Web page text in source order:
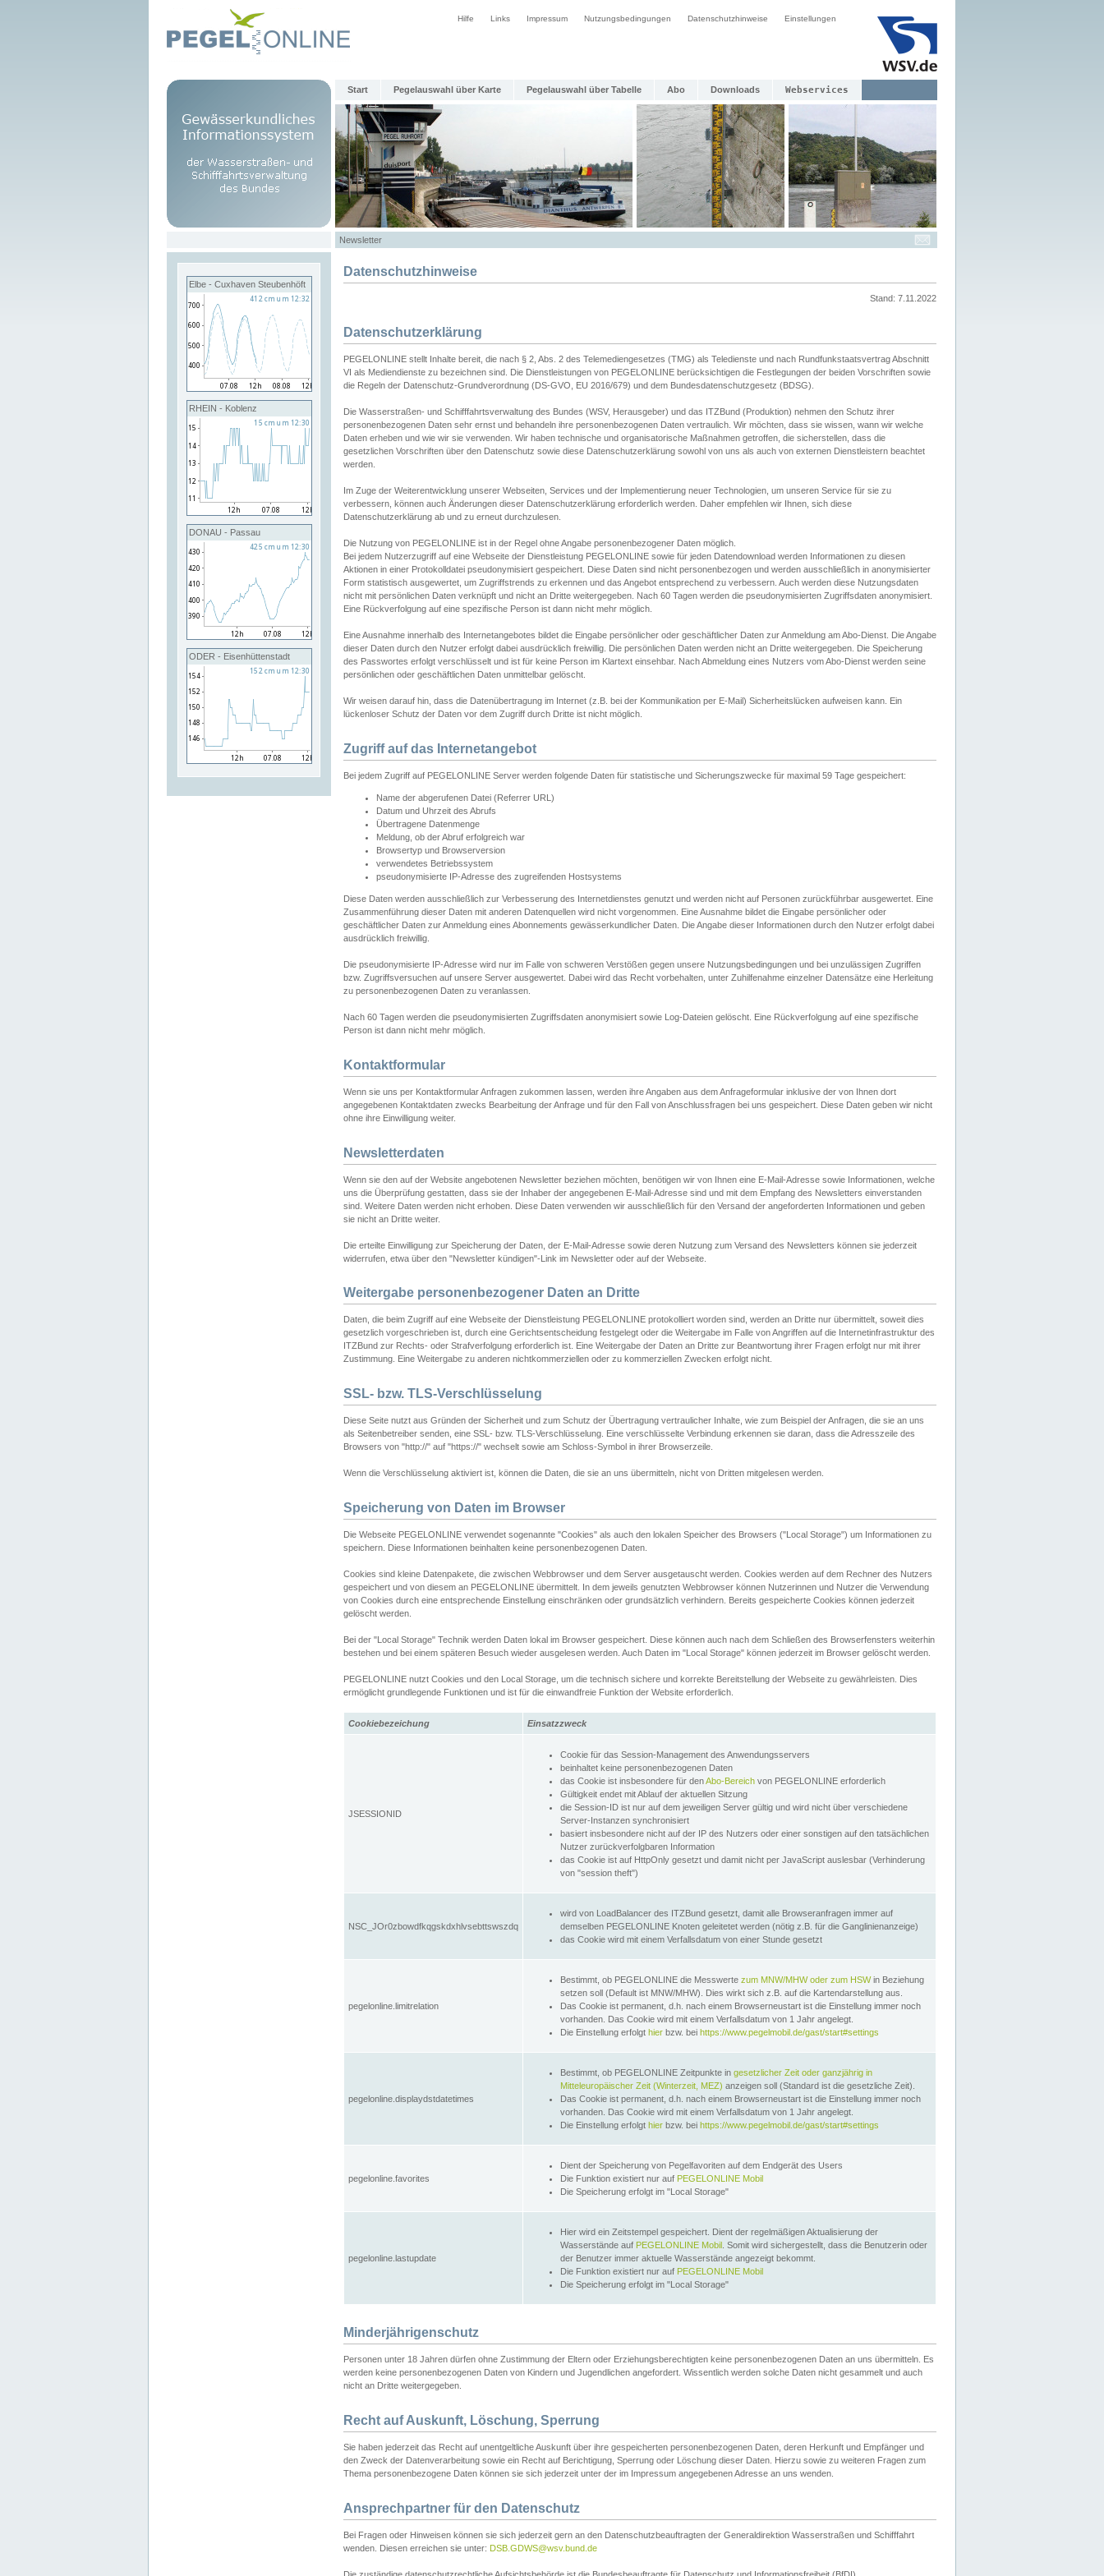
Hilfe Links Impressum Nutzungsbedingungen Datenschutzhinweise Einstellungen
Start Pegelauswahl über Karte Pegelauswahl über Tabelle Abo Downloads Webservices
Newsletter
Elbe - Cuxhaven Steubenhöft
RHEIN - Koblenz
DONAU - Passau
ODER - Eisenhüttenstadt
Datenschutzhinweise
Stand: 7.11.2022
Datenschutzerklärung
PEGELONLINE stellt Inhalte bereit, die nach § 2, Abs. 2 des Telemediengesetzes (TMG) als Teledienste und nach Rundfunkstaatsvertrag Abschnitt
VI als Mediendienste zu bezeichnen sind. Die Dienstleistungen von PEGELONLINE berücksichtigen die Festlegungen der beiden Vorschriften sowie
die Regeln der Datenschutz-Grundverordnung (DS-GVO, EU 2016/679) und dem Bundesdatenschutzgesetz (BDSG).
Die Wasserstraßen- und Schifffahrtsverwaltung des Bundes (WSV, Herausgeber) und das ITZBund (Produktion) nehmen den Schutz ihrer
personenbezogenen Daten sehr ernst und behandeln ihre personenbezogenen Daten vertraulich. Wir möchten, dass sie wissen, wann wir welche
Daten erheben und wie wir sie verwenden. Wir haben technische und organisatorische Maßnahmen getroffen, die sicherstellen, dass die
gesetzlichen Vorschriften über den Datenschutz sowie diese Datenschutzerklärung sowohl von uns als auch von externen Dienstleistern beachtet
werden.
Im Zuge der Weiterentwicklung unserer Webseiten, Services und der Implementierung neuer Technologien, um unseren Service für sie zu
verbessern, können auch Änderungen dieser Datenschutzerklärung erforderlich werden. Daher empfehlen wir Ihnen, sich diese
Datenschutzerklärung ab und zu erneut durchzulesen.
Die Nutzung von PEGELONLINE ist in der Regel ohne Angabe personenbezogener Daten möglich.
Bei jedem Nutzerzugriff auf eine Webseite der Dienstleistung PEGELONLINE sowie für jeden Datendownload werden Informationen zu diesen
Aktionen in einer Protokolldatei pseudonymisiert gespeichert. Diese Daten sind nicht personenbezogen und werden ausschließlich in anonymisierter
Form statistisch ausgewertet, um Zugriffstrends zu erkennen und das Angebot entsprechend zu verbessern. Auch werden diese Nutzungsdaten
nicht mit persönlichen Daten verknüpft und nicht an Dritte weitergegeben. Nach 60 Tagen werden die pseudonymisierten Zugriffsdaten anonymisiert.
Eine Rückverfolgung auf eine spezifische Person ist dann nicht mehr möglich.
Eine Ausnahme innerhalb des Internetangebotes bildet die Eingabe persönlicher oder geschäftlicher Daten zur Anmeldung am Abo-Dienst. Die Angabe
dieser Daten durch den Nutzer erfolgt dabei ausdrücklich freiwillig. Die persönlichen Daten werden nicht an Dritte weitergegeben. Die Speicherung
des Passwortes erfolgt verschlüsselt und ist für keine Person im Klartext einsehbar. Nach Abmeldung eines Nutzers vom Abo-Dienst werden seine
persönlichen oder geschäftlichen Daten unmittelbar gelöscht.
Wir weisen darauf hin, dass die Datenübertragung im Internet (z.B. bei der Kommunikation per E-Mail) Sicherheitslücken aufweisen kann. Ein
lückenloser Schutz der Daten vor dem Zugriff durch Dritte ist nicht möglich.
Zugriff auf das Internetangebot
Bei jedem Zugriff auf PEGELONLINE Server werden folgende Daten für statistische und Sicherungszwecke für maximal 59 Tage gespeichert:
Name der abgerufenen Datei (Referrer URL)
Datum und Uhrzeit des Abrufs
Übertragene Datenmenge
Meldung, ob der Abruf erfolgreich war
Browsertyp und Browserversion
verwendetes Betriebssystem
pseudonymisierte IP-Adresse des zugreifenden Hostsystems
Diese Daten werden ausschließlich zur Verbesserung des Internetdienstes genutzt und werden nicht auf Personen zurückführbar ausgewertet. Eine
Zusammenführung dieser Daten mit anderen Datenquellen wird nicht vorgenommen. Eine Ausnahme bildet die Eingabe persönlicher oder
geschäftlicher Daten zur Anmeldung eines Abonnements gewässerkundlicher Daten. Die Angabe dieser Informationen durch den Nutzer erfolgt dabei
ausdrücklich freiwillig.
Die pseudonymisierte IP-Adresse wird nur im Falle von schweren Verstößen gegen unsere Nutzungsbedingungen und bei unzulässigen Zugriffen
bzw. Zugriffsversuchen auf unsere Server ausgewertet. Dabei wird das Recht vorbehalten, unter Zuhilfenahme einzelner Datensätze eine Herleitung
zu personenbezogenen Daten zu veranlassen.
Nach 60 Tagen werden die pseudonymisierten Zugriffsdaten anonymisiert sowie Log-Dateien gelöscht. Eine Rückverfolgung auf eine spezifische
Person ist dann nicht mehr möglich.
Kontaktformular
Wenn sie uns per Kontaktformular Anfragen zukommen lassen, werden ihre Angaben aus dem Anfrageformular inklusive der von Ihnen dort
angegebenen Kontaktdaten zwecks Bearbeitung der Anfrage und für den Fall von Anschlussfragen bei uns gespeichert. Diese Daten geben wir nicht
ohne ihre Einwilligung weiter.
Newsletterdaten
Wenn sie den auf der Website angebotenen Newsletter beziehen möchten, benötigen wir von Ihnen eine E-Mail-Adresse sowie Informationen, welche
uns die Überprüfung gestatten, dass sie der Inhaber der angegebenen E-Mail-Adresse sind und mit dem Empfang des Newsletters einverstanden
sind. Weitere Daten werden nicht erhoben. Diese Daten verwenden wir ausschließlich für den Versand der angeforderten Informationen und geben
sie nicht an Dritte weiter.
Die erteilte Einwilligung zur Speicherung der Daten, der E-Mail-Adresse sowie deren Nutzung zum Versand des Newsletters können sie jederzeit
widerrufen, etwa über den "Newsletter kündigen"-Link im Newsletter oder auf der Webseite.
Weitergabe personenbezogener Daten an Dritte
Daten, die beim Zugriff auf eine Webseite der Dienstleistung PEGELONLINE protokolliert worden sind, werden an Dritte nur übermittelt, soweit dies
gesetzlich vorgeschrieben ist, durch eine Gerichtsentscheidung festgelegt oder die Weitergabe im Falle von Angriffen auf die Internetinfrastruktur des
ITZBund zur Rechts- oder Strafverfolgung erforderlich ist. Eine Weitergabe der Daten an Dritte zur Beantwortung ihrer Fragen erfolgt nur mit ihrer
Zustimmung. Eine Weitergabe zu anderen nichtkommerziellen oder zu kommerziellen Zwecken erfolgt nicht.
SSL- bzw. TLS-Verschlüsselung
Diese Seite nutzt aus Gründen der Sicherheit und zum Schutz der Übertragung vertraulicher Inhalte, wie zum Beispiel der Anfragen, die sie an uns
als Seitenbetreiber senden, eine SSL- bzw. TLS-Verschlüsselung. Eine verschlüsselte Verbindung erkennen sie daran, dass die Adresszeile des
Browsers von "http://" auf "https://" wechselt sowie am Schloss-Symbol in ihrer Browserzeile.
Wenn die Verschlüsselung aktiviert ist, können die Daten, die sie an uns übermitteln, nicht von Dritten mitgelesen werden.
Speicherung von Daten im Browser
Die Webseite PEGELONLINE verwendet sogenannte "Cookies" als auch den lokalen Speicher des Browsers ("Local Storage") um Informationen zu
speichern. Diese Informationen beinhalten keine personenbezogenen Daten.
Cookies sind kleine Datenpakete, die zwischen Webbrowser und dem Server ausgetauscht werden. Cookies werden auf dem Rechner des Nutzers
gespeichert und von diesem an PEGELONLINE übermittelt. In dem jeweils genutzten Webbrowser können Nutzerinnen und Nutzer die Verwendung
von Cookies durch eine entsprechende Einstellung einschränken oder grundsätzlich verhindern. Bereits gespeicherte Cookies können jederzeit
gelöscht werden.
Bei der "Local Storage" Technik werden Daten lokal im Browser gespeichert. Diese können auch nach dem Schließen des Browserfensters weiterhin
bestehen und bei einem späteren Besuch wieder ausgelesen werden. Auch Daten im "Local Storage" können jederzeit im Browser gelöscht werden.
PEGELONLINE nutzt Cookies und den Local Storage, um die technisch sichere und korrekte Bereitstellung der Webseite zu gewährleisten. Dies
ermöglicht grundlegende Funktionen und ist für die einwandfreie Funktion der Website erforderlich.
Cookiebezeichung Einsatzzweck
JSESSIONID
Cookie für das Session-Management des Anwendungsservers
beinhaltet keine personenbezogenen Daten
das Cookie ist insbesondere für denAbo-Bereich von PEGELONLINE erforderlich
Gültigkeit endet mit Ablauf der aktuellen Sitzung
die Session-ID ist nur auf dem jeweiligen Server gültig und wird nicht über verschiedene
Server-Instanzen synchronisiert
basiert insbesondere nicht auf der IP des Nutzers oder einer sonstigen auf den tatsächlichen
Nutzer zurückverfolgbaren Information
das Cookie ist auf HttpOnly gesetzt und damit nicht per JavaScript auslesbar (Verhinderung
von "session theft")
NSC_JOr0zbowdfkqgskdxhlvsebttswszdq
wird von LoadBalancer des ITZBund gesetzt, damit alle Browseranfragen immer auf
demselben PEGELONLINE Knoten geleitetet werden (nötig z.B. für die Ganglinienanzeige)
das Cookie wird mit einem Verfallsdatum von einer Stunde gesetzt
pegelonline.limitrelation
Bestimmt, ob PEGELONLINE die Messwerte zum MNW/MHW oder zum HSWin Beziehung
setzen soll (Default ist MNW/MHW). Dies wirkt sich z.B. auf die Kartendarstellung aus.
Das Cookie ist permanent, d.h. nach einem Browserneustart ist die Einstellung immer noch
vorhanden. Das Cookie wird mit einem Verfallsdatum von 1 Jahr angelegt.
Die Einstellung erfolgt hier bzw. bei https://www.pegelmobil.de/gast/start#settings
pegelonline.displaydstdatetimes
Bestimmt, ob PEGELONLINE Zeitpunkte in gesetzlicher Zeit oder ganzjährig in
Mitteleuropäischer Zeit (Winterzeit, MEZ) anzeigen soll (Standard ist die gesetzliche Zeit).
Das Cookie ist permanent, d.h. nach einem Browserneustart ist die Einstellung immer noch
vorhanden. Das Cookie wird mit einem Verfallsdatum von 1 Jahr angelegt.
Die Einstellung erfolgt hier bzw. bei https://www.pegelmobil.de/gast/start#settings
pegelonline.favorites
Dient der Speicherung von Pegelfavoriten auf dem Endgerät des Users
Die Funktion existiert nur auf PEGELONLINE Mobil
Die Speicherung erfolgt im "Local Storage"
pegelonline.lastupdate
Hier wird ein Zeitstempel gespeichert. Dient der regelmäßigen Aktualisierung der
Wasserstände auf PEGELONLINE Mobil . Somit wird sichergestellt, dass die Benutzerin oder
der Benutzer immer aktuelle Wasserstände angezeigt bekommt.
Die Funktion existiert nur auf PEGELONLINE Mobil
Die Speicherung erfolgt im "Local Storage"
Minderjährigenschutz
Personen unter 18 Jahren dürfen ohne Zustimmung der Eltern oder Erziehungsberechtigten keine personenbezogenen Daten an uns übermitteln. Es
werden keine personenbezogenen Daten von Kindern und Jugendlichen angefordert. Wissentlich werden solche Daten nicht gesammelt und auch
nicht an Dritte weitergegeben.
Recht auf Auskunft, Löschung, Sperrung
Sie haben jederzeit das Recht auf unentgeltliche Auskunft über ihre gespeicherten personenbezogenen Daten, deren Herkunft und Empfänger und
den Zweck der Datenverarbeitung sowie ein Recht auf Berichtigung, Sperrung oder Löschung dieser Daten. Hierzu sowie zu weiteren Fragen zum
Thema personenbezogene Daten können sie sich jederzeit unter der im Impressum angegebenen Adresse an uns wenden.
Ansprechpartner für den Datenschutz
Bei Fragen oder Hinweisen können sie sich jederzeit gern an den Datenschutzbeauftragten der Generaldirektion Wasserstraßen und Schifffahrt
wenden. Diesen erreichen sie unter: DSB.GDWS@wsv.bund.de